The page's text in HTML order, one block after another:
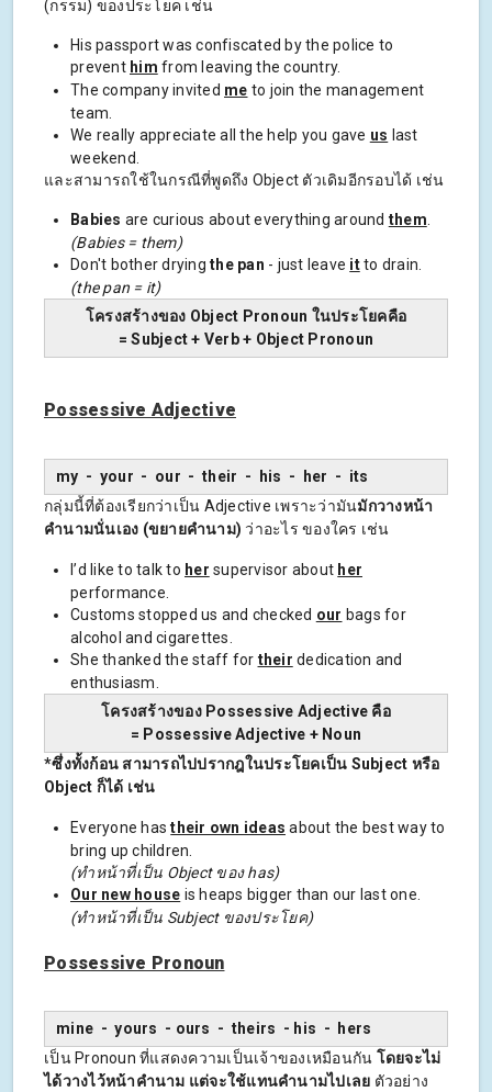
(กรรม) ของประโยค เช่น
His passport was confiscated by the police to
prevent him from leaving the country.
The company invited me to join the management
team.
We really appreciate all the help you gave us last
weekend.
และสามารถใช้ในกรณีที่พูดถึง Object ตัวเดิมอีกรอบได้ เช่น
Babies are curious about everything around them.
(Babies = them)
Don't bother drying the pan - just leave itto drain.
(the pan = it)
โครงสร้างของ Object Pronoun ในประโยคคือ
= Subject + Verb + Object Pronoun
Possessive Adjective
my - your - our - their - his - her - its
กลุ่มนี้ที่ต้องเรียกว่าเป็น Adjective เพราะว่ามันมักวางหน้า
คำนามนั่นเอง (ขยายคำนาม) ว่าอะไร ของใคร เช่น
I’d like to talk to her supervisor about her
performance.
Customs stopped us and checked our bags for
alcohol and cigarettes.
She thanked the staff for their dedication and
enthusiasm.
โครงสร้างของ Possessive Adjective คือ
= Possessive Adjective + Noun
*ซึ่งทั้งก้อน สามารถไปปรากฎในประโยคเป็น Subject หรือ
Object ก็ได้ เช่น
Everyone hastheir own ideas about the best way to
bring up children.
(ทำหน้าที่เป็น Object ของ has)
Our new house is heaps bigger than our last one.
(ทำหน้าที่เป็น Subject ของประโยค)
Possessive Pronoun
mine - yours - ours - theirs - his - hers
เป็น Pronoun ที่แสดงความเป็นเจ้าของเหมือนกัน โดยจะไม่
ได้วางไว้หน้าคำนาม แต่จะใช้แทนคำนามไปเลย ตัวอย่าง